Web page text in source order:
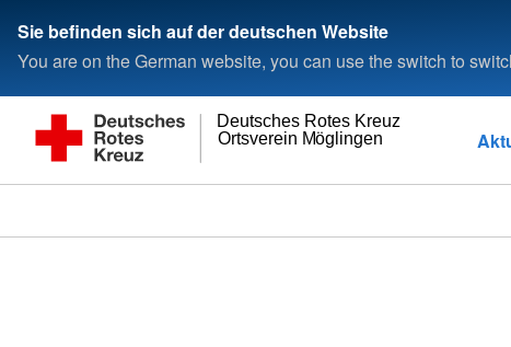
Sie befinden sich auf der deutschen Website
You are on the German website, you can use the switch to
Ortsverein Möglingen
Deutsches Rotes Kreuz